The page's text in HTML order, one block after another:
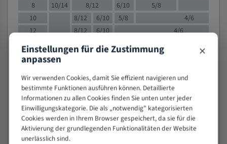
8
10/14 8/12 6/10 5/8
10
8/12 6/10 5/8
4/6
12
8/12 6/10
4/6
8/12 6/10
20
50
4/5
80
> 100
VOLLMATERIAL
Einstellungen für die Zustimmung
anpassen ×
Wir verwenden Cookies, damit Sie effizient navigieren und
bestimmte Funktionen ausführen können. Detaillierte
Informationen zu allen Cookies finden Sie unten unter jeder
Einwilligungskategorie. Die als „notwendig" kategorisierten
Cookies werden in Ihrem Browser gespeichert, da sie für die
Aktivierung der grundlegenden Funktionalitäten der Website
unerlässlich sind.